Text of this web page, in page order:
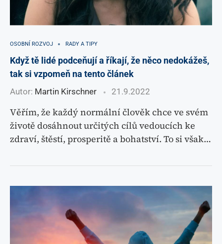
OSOBNÍ ROZVOJ RADY A TIPY
Když tě lidé podceňují a říkají, že něco nedokážeš,
tak si vzpomeň na tento článek
Autor: Martin Kirschner 21.9.2022
Věřím, že každý normální člověk chce ve svém
životě dosáhnout určitých cílů vedoucích ke
zdraví, štěstí, prosperitě a bohatství. To si však…